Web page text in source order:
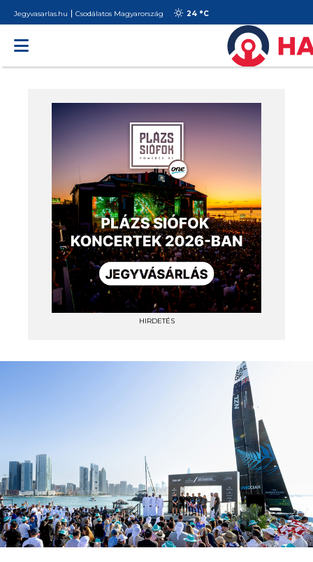
Jegyvasarlas.hu Csodálatos Magyarország 24 °C
HIRDETÉS